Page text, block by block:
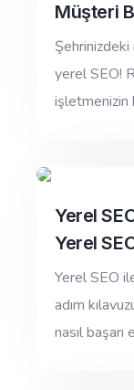
Müşteri
yerel SEO!
işletmenizin
Yerel
Yerel
Yerel SEO
adım
nasıl